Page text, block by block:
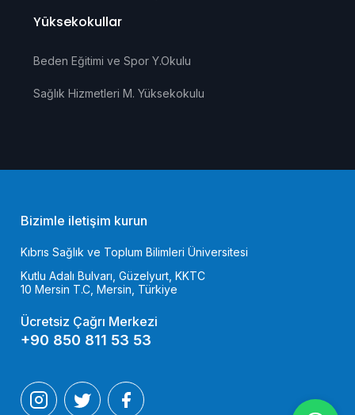
Bizimle iletişim kurun
Kıbrıs Sağlık ve Toplum Bilimleri Üniversitesi
Kutlu Adalı Bulvarı, Güzelyurt, KKTC
10 Mersin T.C, Mersin, Türkiye
Ücretsiz Çağrı Merkezi
+90 850 811 53 53
Yüksekokullar
Beden Eğitimi ve Spor Y.Okulu
Sağlık Hizmetleri M. Yüksekokulu